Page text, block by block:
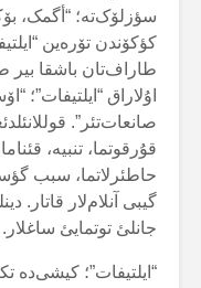
سؤزلۆک‌تە؛ “أگمک،
کؤکۆندن تۆرەین
طاراف‌تان باشقا بیر
اۇلاراق “ایلتیفات”؛
صانعات‌تئر”.
قۇرقوتما، تنبیە،
حاطئرلاتما، سبب
گیبی آنلام‌لار قاتار.
جانلئ توتمایئ ساغلار.
“ایلتیفات”؛ کیشی‌دە